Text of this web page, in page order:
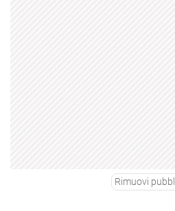
Rimuovi